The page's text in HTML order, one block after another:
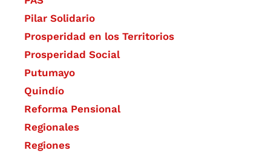
Pilar Solidario
Prosperidad en los Territorios
Prosperidad Social
Putumayo
Quindío
Reforma Pensional
Regionales
Regiones